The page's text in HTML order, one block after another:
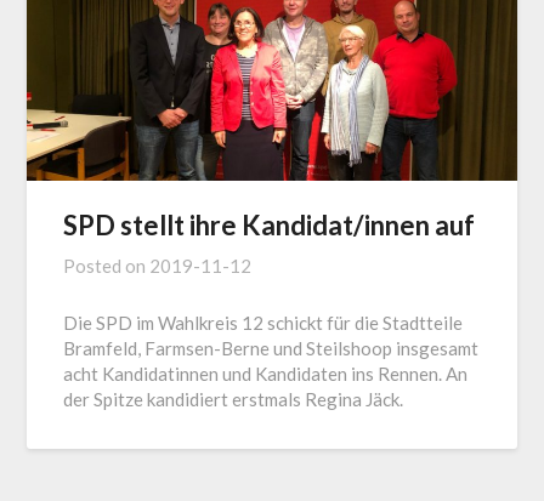
SPD stellt ihre Kandidat/innen auf
Posted on 2019-11-12
Die SPD im Wahlkreis 12 schickt für die Stadtteile
Bramfeld, Farmsen-Berne und Steilshoop insgesamt
acht Kandidatinnen und Kandidaten ins Rennen. An
der Spitze kandidiert erstmals Regina Jäck.